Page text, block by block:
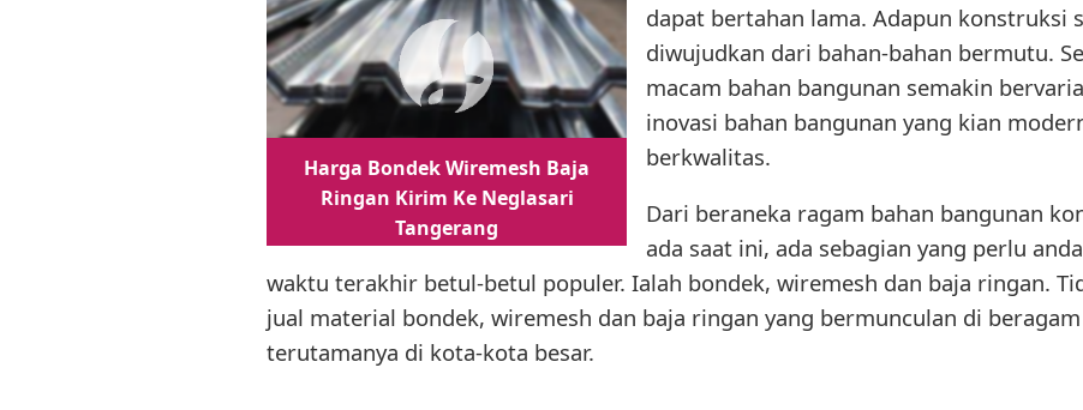
Harga Bondek Wiremesh Baja
Ringan Kirim Ke Neglasari
Tangerang
dapat bertahan lama. Adapun konstruksi
diwujudkan dari bahan-bahan bermutu.
macam bahan bangunan semakin
inovasi bahan bangunan yang kian
berkwalitas.
Dari beraneka ragam bahan bangunan
ada saat ini, ada sebagian yang perlu
waktu terakhir betul-betul populer. Ialah bondek, wiremesh dan baja ringan.
jual material bondek, wiremesh dan baja ringan yang bermunculan di
terutamanya di kota-kota besar.